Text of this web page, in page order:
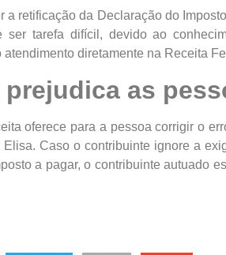
retificação da Declaração do
tarefa difícil, devido ao
diretamente na Receita
as
oferece para a pessoa corrigir o
Caso o contribuinte ignore a
a pagar, o contribuinte autuado